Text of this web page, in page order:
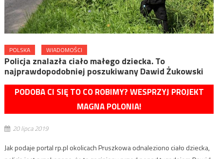
POLSKA WIADOMOŚCI
Policja znalazła ciało małego dziecka. To
najprawdopodobniej poszukiwany Dawid Żukowski
PODOBA CI SIĘ TO CO ROBIMY? WESPRZYJ PROJEKT
MAGNA POLONIA!
20 lipca 2019
Jak podaje portal rp.pl okolicach Pruszkowa odnaleziono ciało dziecka,